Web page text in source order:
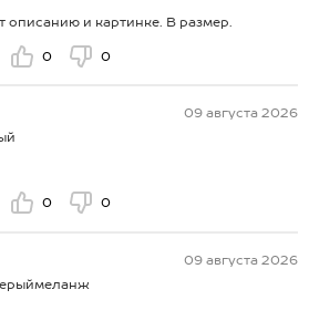
описанию и картинке. В размер.
0 0
09 августа 2026
0 0
09 августа 2026